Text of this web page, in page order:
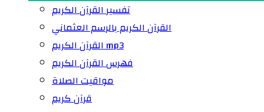
تفسير القرآن الكريم
القرآن الكريم بالرسم العثماني
القرآن الكريم mp3
فهرس القرآن الكريم
مواقيت الصلاة
قرآن كريم